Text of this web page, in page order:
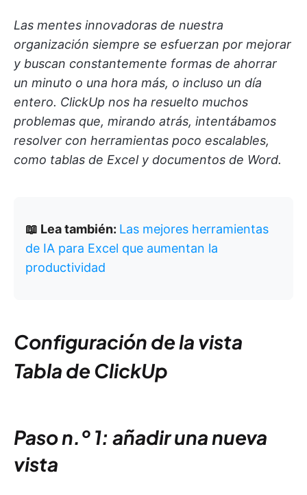
Las mentes innovadoras de nuestra
organización siempre se esfuerzan por mejorar
y buscan constantemente formas de ahorrar
un minuto o una hora más, o incluso un día
entero. ClickUp nos ha resuelto muchos
problemas que, mirando atrás, intentábamos
resolver con herramientas poco escalables,
como tablas de Excel y documentos de Word.
📖 Lea también: Las mejores herramientas
de IA para Excel que aumentan la
productividad
Configuración de la vista
Tabla de ClickUp
Paso n.º 1: añadir una nueva
vista